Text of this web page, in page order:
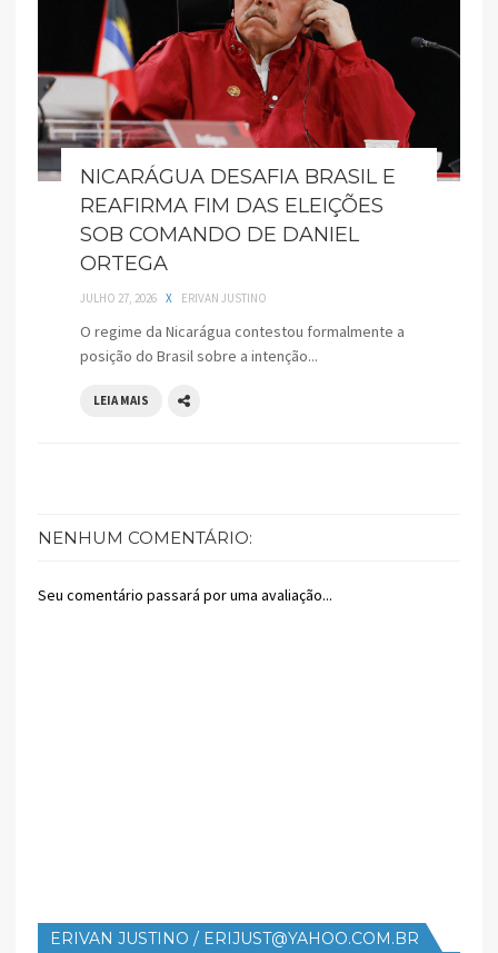
NICARÁGUA DESAFIA BRASIL E
REAFIRMA FIM DAS ELEIÇÕES
SOB COMANDO DE DANIEL
ORTEGA
JULHO 27, 2026 X ERIVAN JUSTINO
O regime da Nicarágua contestou formalmente a
posição do Brasil sobre a intenção...
LEIA MAIS
NENHUM COMENTÁRIO:
Seu comentário passará por uma avaliação...
ERIVAN JUSTINO / ERIJUST@YAHOO.COM.BR